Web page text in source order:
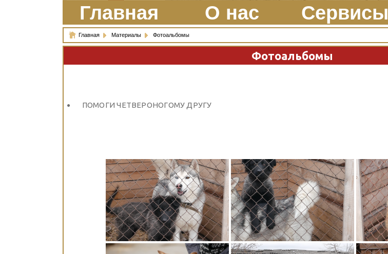
Главная О нас Сервисы
Главная Материалы Фотоальбомы
Фотоальбомы
ПОМОГИ ЧЕТВЕРОНОГОМУ ДРУГУ